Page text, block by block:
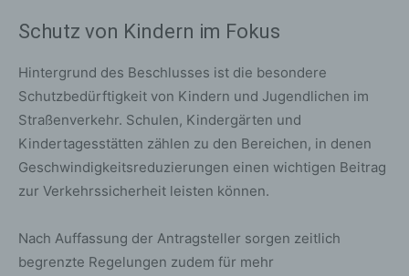
Schutz von Kindern im Fokus
Hintergrund des Beschlusses ist die besondere
Schutzbedürftigkeit von Kindern und Jugendlichen im
Straßenverkehr. Schulen, Kindergärten und
Kindertagesstätten zählen zu den Bereichen, in denen
Geschwindigkeitsreduzierungen einen wichtigen Beitrag
zur Verkehrssicherheit leisten können.
Nach Auffassung der Antragsteller sorgen zeitlich
begrenzte Regelungen zudem für mehr